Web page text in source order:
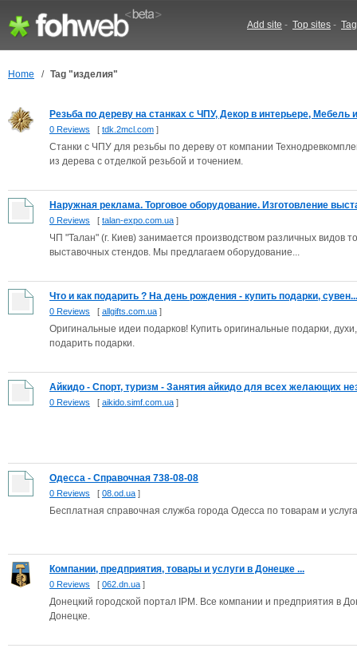
Add site - Top sites -
Home / Tag "изделия"
Резьба по дереву на станках с ЧПУ, Декор в интерьере, Мебель
0 Reviews [ tdk.2mcl.com ]
Станки с ЧПУ для резьбы по дереву от компании
из дерева с отделкой резьбой и точением.
Наружная реклама. Торговое оборудование. Изготовление
0 Reviews [ talan-expo.com.ua ]
ЧП "Талан" (г. Киев) занимается производством различных видов
выставочных стендов. Мы предлагаем оборудование...
Что и как подарить ? На день рождения - купить подарки, сувен...
0 Reviews [ allgifts.com.ua ]
Оригинальные идеи подарков! Купить оригинальные подарки,
подарить подарки.
Айкидо - Спорт, туризм - Занятия айкидо для всех желающих
0 Reviews [ aikido.simf.com.ua ]
Одесса - Справочная 738-08-08
0 Reviews [ 08.od.ua ]
Бесплатная справочная служба города Одесса по товарам и
Компании, предприятия, товары и услуги в Донецке ...
0 Reviews [ 062.dn.ua ]
Донецкий городской портал IPM. Все компании и предприятия в
Донецке.